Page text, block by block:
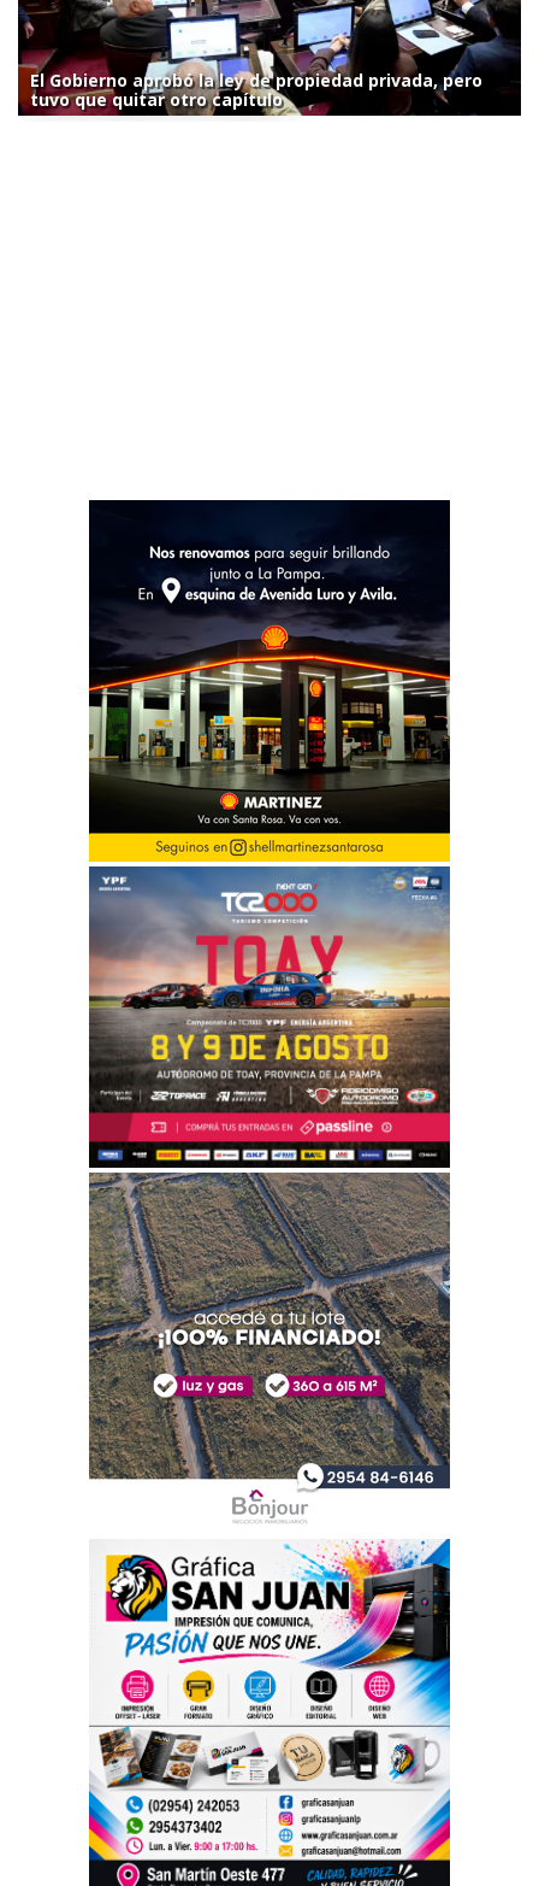
El Gobierno aprobó la ley de propiedad privada, pero
tuvo que quitar otro capítulo